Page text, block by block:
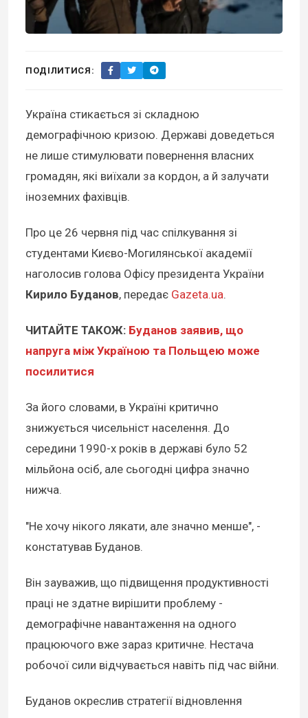
ПОДІЛИТИСЯ:
Україна стикається зі складною
демографічною кризою. Державі доведеться
не лише стимулювати повернення власних
громадян, які виїхали за кордон, а й залучати
іноземних фахівців.
Про це 26 червня під час спілкування зі
студентами Києво-Могилянської академії
наголосив голова Офісу президента України
Кирило Буданов, передає Gazeta.ua.
ЧИТАЙТЕ ТАКОЖ: Буданов заявив, що
напруга між Україною та Польщею може
посилитися
За його словами, в Україні критично
знижується чисельніст населення. До
середини 1990-х років в державі було 52
мільйона осіб, але сьогодні цифра значно
нижча.
"Не хочу нікого лякати, але значно менше", -
констатував Буданов.
Він зауважив, що підвищення продуктивності
праці не здатне вирішити проблему -
демографічне навантаження на одного
працюючого вже зараз критичне. Нестача
робочої сили відчувається навіть під час війни.
Буданов окреслив стратегії відновлення